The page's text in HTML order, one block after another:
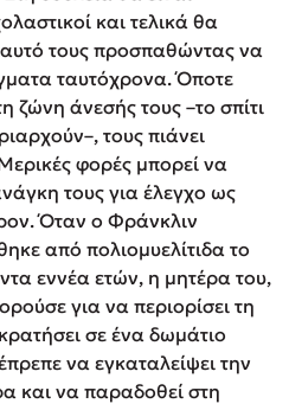
και τελικά θα
τους προσπαθώντας να
ταυτόχρονα. Όποτε
ζώνη άνεσής τους –το σπίτι
τους πιάνει
φορές μπορεί να
τους για έλεγχο ως
Όταν ο Φράνκλιν
από πολιομυελίτιδα το
εννέα ετών, η μητέρα του,
για να περιορίσει τη
σε ένα δωμάτιο
να εγκαταλείψει την
και να παραδοθεί στη